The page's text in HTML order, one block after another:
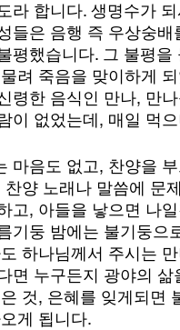
라 합니다. 생명수가
들은 음행 즉 우상숭
평했습니다. 그 불평
려 죽음을 맞이하게
령한 음식인 만나, 만
이 없었는데, 매일 먹
마음도 없고, 찬양을
양 노래나 말씀에 문
고, 아들을 낳으면 나
기둥 밤에는 불기둥으
하나님께서 주시는
면 누구든지 광야의
것, 은혜를 잊게되면
게 됩니다.